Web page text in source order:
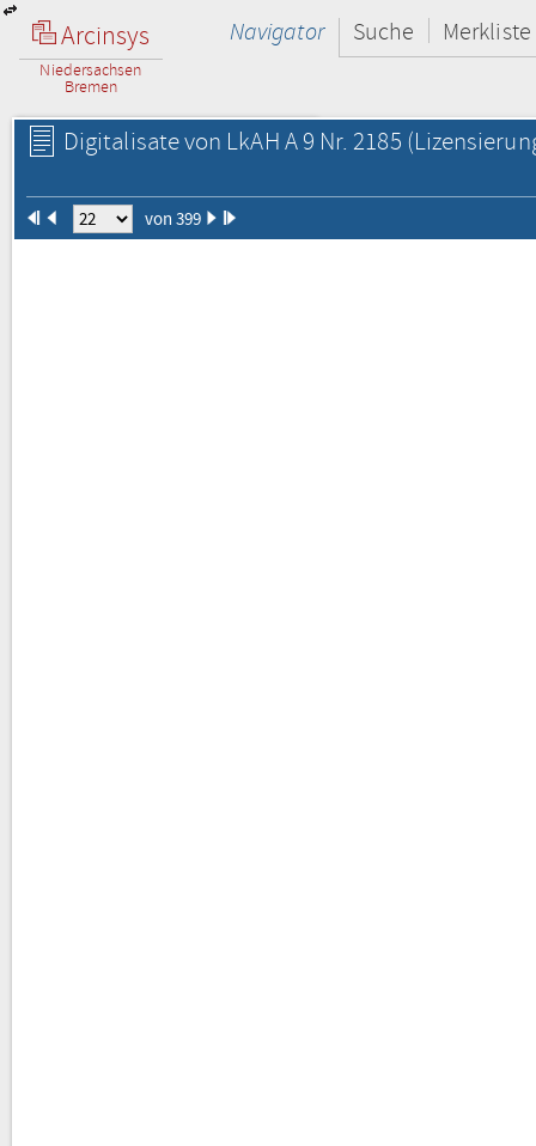
Arcinsys
Niedersachsen
Bremen
Navigator Suche Merkliste
Digitalisate von LkAH A 9 Nr. 2185
von 399